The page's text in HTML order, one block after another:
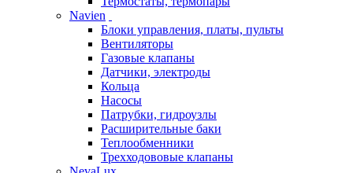
Navien
Блоки управления, платы, пульты
Вентиляторы
Газовые клапаны
Датчики, электроды
Кольца
Насосы
Патрубки, гидроузлы
Расширительные баки
Теплообменники
Трехходововые клапаны